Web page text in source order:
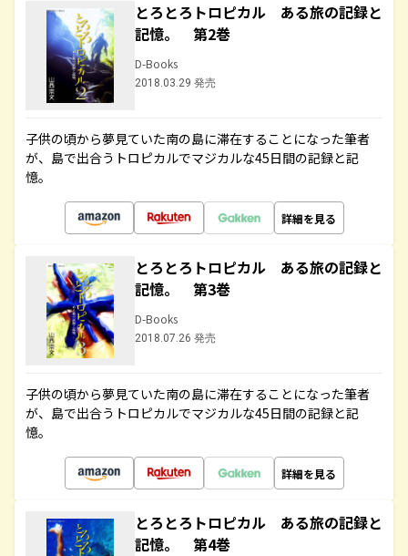
とろとろトロピカル ある旅の記録と
記憶。 第2巻
D-Books
2018.03.29 発売
子供の頃から夢見ていた南の島に滞在することになった筆者
が、島で出合うトロピカルでマジカルな45日間の記録と記
憶。
詳細を見る
とろとろトロピカル ある旅の記録と
記憶。 第3巻
D-Books
2018.07.26 発売
子供の頃から夢見ていた南の島に滞在することになった筆者
が、島で出合うトロピカルでマジカルな45日間の記録と記
憶。
詳細を見る
とろとろトロピカル ある旅の記録と
記憶。 第4巻